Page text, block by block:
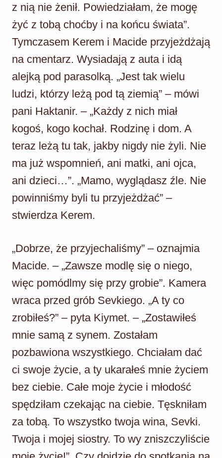
z nią nie żenił. Powiedziałam, że mogę
żyć z tobą choćby i na końcu świata”.
Tymczasem Kerem i Macide przyjeżdżają
na cmentarz. Wysiadają z auta i idą
alejką pod parasolką. „Jest tak wielu
ludzi, którzy leżą pod tą ziemią” – mówi
pani Haktanir. – „Każdy z nich miał
kogoś, kogo kochał. Rodzinę i dom. A
teraz leżą tu tak, jakby nigdy nie żyli. Nie
ma już wspomnień, ani matki, ani ojca,
ani dzieci…”. „Mamo, wyglądasz źle. Nie
powinniśmy byli tu przyjeżdżać” –
stwierdza Kerem.
„Dobrze, że przyjechaliśmy” – oznajmia
Macide. – „Zawsze modlę się o niego,
więc pomódlmy się przy grobie”. Kamera
wraca przed grób Sevkiego. „A ty co
zrobiłeś?” – pyta Kiymet. – „Zostawiłeś
mnie samą z synem. Zostałam
pozbawiona wszystkiego. Chciałam dać
ci swoje życie, a ty ukarałeś mnie życiem
bez ciebie. Całe moje życie i młodość
spędziłam czekając na ciebie. Tęskniłam
za tobą. To wszystko twoja wina, Sevki.
Twoja i mojej siostry. To wy zniszczyliście